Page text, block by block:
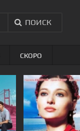
ПОИСК
СКОРО